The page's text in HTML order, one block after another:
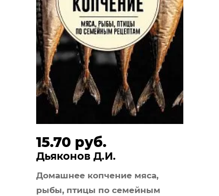
15.70 руб.
Дьяконов Д.И.
Домашнее копчение мяса,
рыбы, птицы по семейным